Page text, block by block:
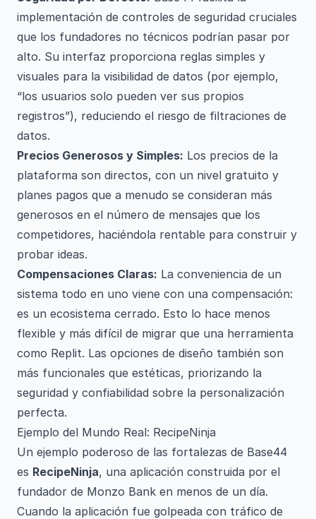
implementación de controles de seguridad cruciales
que los fundadores no técnicos podrían pasar por
alto. Su interfaz proporciona reglas simples y
visuales para la visibilidad de datos (por ejemplo,
“los usuarios solo pueden ver sus propios
registros”), reduciendo el riesgo de filtraciones de
datos.
Precios Generosos y Simples: Los precios de la
plataforma son directos, con un nivel gratuito y
planes pagos que a menudo se consideran más
generosos en el número de mensajes que los
competidores, haciéndola rentable para construir y
probar ideas.
Compensaciones Claras: La conveniencia de un
sistema todo en uno viene con una compensación:
es un ecosistema cerrado. Esto lo hace menos
flexible y más difícil de migrar que una herramienta
como Replit. Las opciones de diseño también son
más funcionales que estéticas, priorizando la
seguridad y confiabilidad sobre la personalización
perfecta.
Ejemplo del Mundo Real: RecipeNinja
Un ejemplo poderoso de las fortalezas de Base44
es RecipeNinja, una aplicación construida por el
fundador de Monzo Bank en menos de un día.
Cuando la aplicación fue golpeada con tráfico de